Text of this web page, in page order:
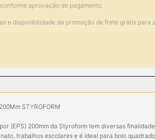
aprovação do pagamento.
e disponibilidade da promoção de frete grátis para
STYROFORM
(EPS) 200mm da Styroform tem diversas
trabalhos escolares e é ideal para bolo